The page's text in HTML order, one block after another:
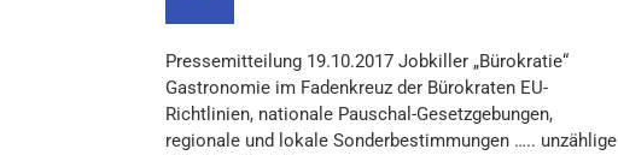
Pressemitteilung 19.10.2017 Jobkiller „Bürokratie“
Gastronomie im Fadenkreuz der Bürokraten EU-
Richtlinien, nationale Pauschal-Gesetzgebungen,
regionale und lokale Sonderbestimmungen ….. unzählige